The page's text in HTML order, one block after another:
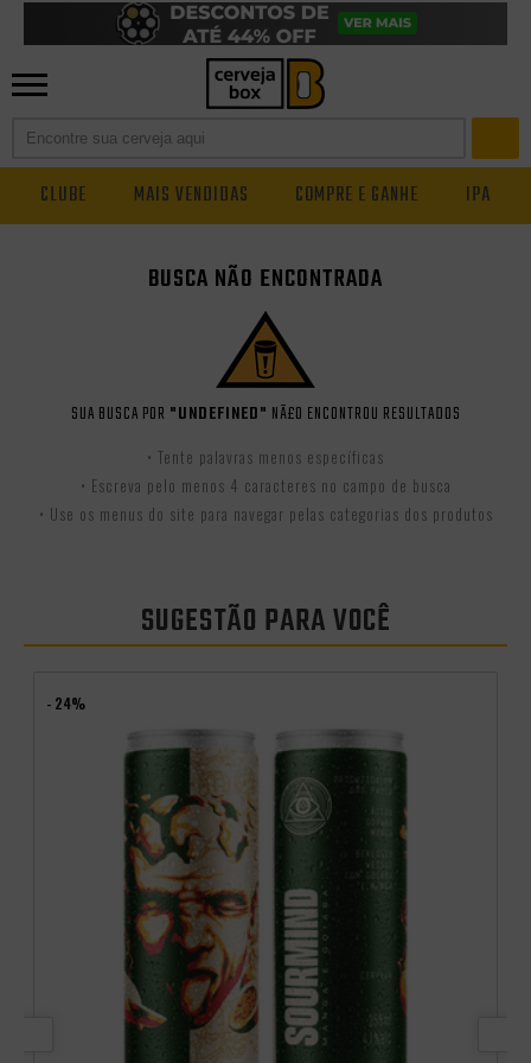
CLUBE MAIS VENDIDAS COMPRE E GANHE IPA
BUSCA NÃO ENCONTRADA
SUA BUSCA POR "UNDEFINED" NÃ£O ENCONTROU RESULTADOS
• Tente palavras menos específicas
• Escreva pelo menos 4 caracteres no campo de busca
• Use os menus do site para navegar pelas categorias dos produtos
SUGESTÃO PARA VOCÊ
- 24%